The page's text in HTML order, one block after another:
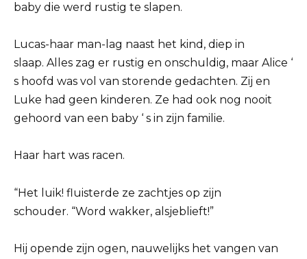
baby die werd rustig te slapen.
Lucas-haar man-lag naast het kind, diep in
slaap. Alles zag er rustig en onschuldig, maar Alice ‘
s hoofd was vol van storende gedachten. Zij en
Luke had geen kinderen. Ze had ook nog nooit
gehoord van een baby ‘ s in zijn familie.
Haar hart was racen.
“Het luik! fluisterde ze zachtjes op zijn
schouder. “Word wakker, alsjeblieft!”
Hij opende zijn ogen, nauwelijks het vangen van